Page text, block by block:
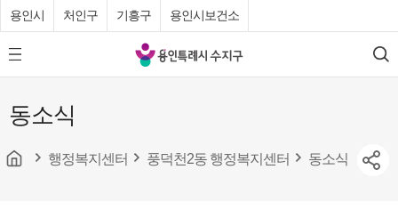
용인시 처인구 기흥구 용인시보건소
모
바
메
뉴
튼
용
인
수
검
색
동소식
행정복지센터 풍덕천2동 행정복지센터 동소식